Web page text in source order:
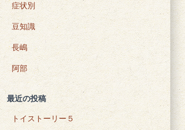
症状別
豆知識
長嶋
阿部
最近の投稿
トイストーリー５